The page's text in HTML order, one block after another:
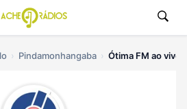
Pindamonhangaba Ótima FM ao vivo